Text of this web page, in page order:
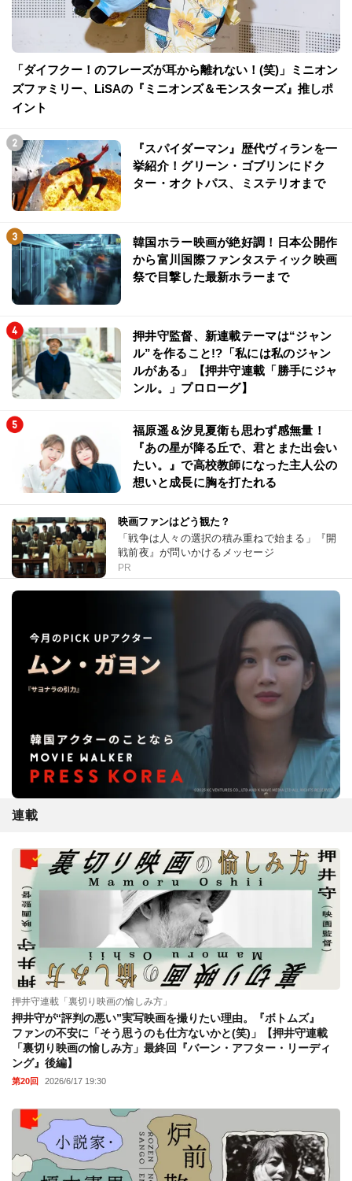
「ダイフクー！のフレーズが耳から離れない！(笑)」ミニオン
ズファミリー、LiSAの『ミニオンズ＆モンスターズ』推しポ
イント
『スパイダーマン』歴代ヴィランを一
挙紹介！グリーン・ゴブリンにドク
ター・オクトパス、ミステリオまで
韓国ホラー映画が絶好調！日本公開作
から富川国際ファンタスティック映画
祭で目撃した最新ホラーまで
押井守監督、新連載テーマは“ジャン
ル”を作ること!?「私には私のジャン
ルがある」【押井守連載「勝手にジャ
ンル。」プロローグ】
福原遥＆汐見夏衛も思わず感無量！
『あの星が降る丘で、君とまた出会い
たい。』で高校教師になった主人公の
想いと成長に胸を打たれる
映画ファンはどう観た？
「戦争は人々の選択の積み重ねで始まる」『開
戦前夜』が問いかけるメッセージ
PR
連載
押井守連載「裏切り映画の愉しみ方」
押井守が“評判の悪い”実写映画を撮りたい理由。『ボトムズ』
ファンの不安に「そう思うのも仕方ないかと(笑)」【押井守連載
「裏切り映画の愉しみ方」最終回『バーン・アフター・リーディ
ング』後編】
第20回 2026/6/17 19:30